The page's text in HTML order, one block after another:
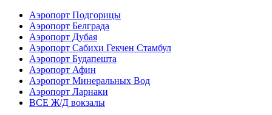
Аэропорт Подгорицы
Аэропорт Белграда
Аэропорт Дубая
Аэропорт Сабихи Гекчен Стамбул
Аэропорт Будапешта
Аэропорт Афин
Аэропорт Минеральных Вод
Аэропорт Ларнаки
ВСЕ Ж/Д вокзалы